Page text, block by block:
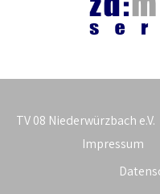
TV 08 Niederwürzbach e.V.
Impressum